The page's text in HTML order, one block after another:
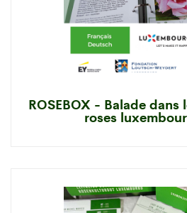
ROSEBOX - Balade
roses